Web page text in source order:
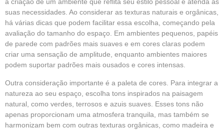
a criação de um ambiente que reflita seu estilo pessoal e atenda às
suas necessidades. Ao considerar as texturas naturais e orgânicas,
há várias dicas que podem facilitar essa escolha, começando pela
avaliação do tamanho do espaço. Em ambientes pequenos, papéis
de parede com padrões mais suaves e em cores claras podem
criar uma sensação de amplitude, enquanto ambientes maiores
podem suportar padrões mais ousados e cores intensas.
Outra consideração importante é a paleta de cores. Para integrar a
natureza ao seu espaço, escolha tons inspirados na paisagem
natural, como verdes, terrosos e azuis suaves. Esses tons não
apenas proporcionam uma atmosfera tranquila, mas também se
harmonizam bem com outras texturas orgânicas, como madeira e